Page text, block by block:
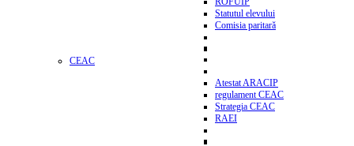
Statutul elevului
Comisia paritară
CEAC
Atestat ARACIP
regulament CEAC
Strategia CEAC
RAEI